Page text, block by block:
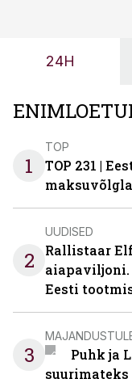
24H
1
TOP
TOP 231 |
2
UUDISED
Rallistaar
aiapaviljoni.
Eesti
3
Puhk ja